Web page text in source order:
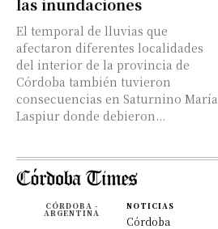
El temporal de lluvias que
afectaron diferentes localidades
del interior de la provincia de
Córdoba también tuvieron
consecuencias en Saturnino María
Laspiur donde debieron...
CÓRDOBA -
ARGENTINA
NOTICIAS
Córdoba